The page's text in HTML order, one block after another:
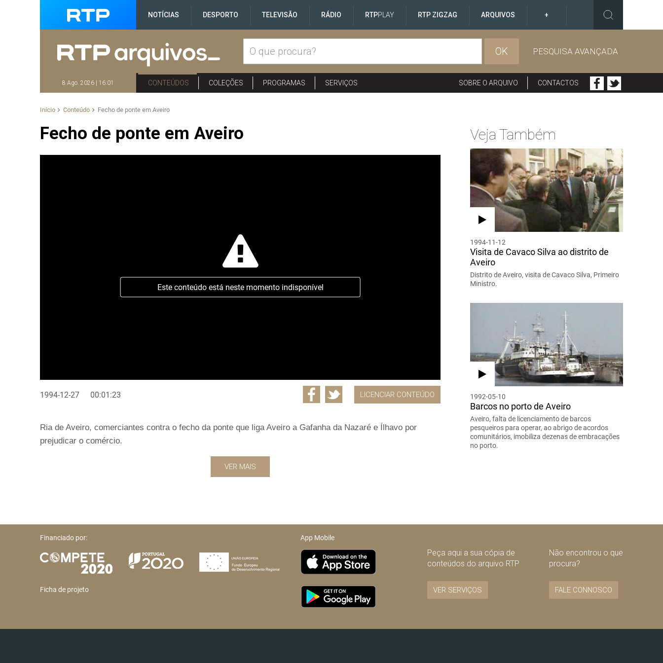
NOTÍCIAS DESPORTO TELEVISÃO RÁDIO RTPPLAY RTP ZIGZAG ARQUIVOS +
OK PESQUISA AVANÇADA
8 Ago. 2026 | 16:01 CONTEÚDOS COLEÇÕES PROGRAMAS SERVIÇOS SOBRE O ARQUIVO CONTACTOS
Início Conteúdo Fecho de ponte em Aveiro
Fecho de ponte em Aveiro
Este conteúdo está neste momento indisponível
1994-12-27 00:01:23 LICENCIAR CONTEÚDO
Ria de Aveiro, comerciantes contra o fecho da ponte que liga Aveiro a Gafanha da Nazaré e Ílhavo por
prejudicar o comércio.
VER MAIS
Veja Também
1994-11-12
Visita de Cavaco Silva ao distrito de
Aveiro
Distrito de Aveiro, visita de Cavaco Silva, Primeiro
Ministro.
1992-05-10
Barcos no porto de Aveiro
Aveiro, falta de licenciamento de barcos
pesqueiros para operar, ao abrigo de acordos
comunitários, imobiliza dezenas de embracações
no porto.
Financiado por:
Ficha de projeto
App Mobile
Peça aqui a sua cópia de
conteúdos do arquivo RTP
VER SERVIÇOS
Não encontrou o que
procura?
FALE CONNOSCO